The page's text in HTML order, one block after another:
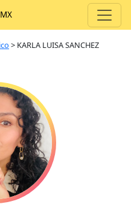
MX
> KARLA LUISA SANCHEZ